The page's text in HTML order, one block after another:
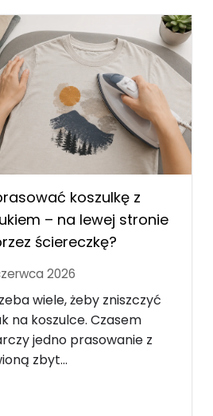
koszulkę z
– na lewej stronie
ściereczkę?
2026
wiele, żeby zniszczyć
na koszulce. Czasem
jedno prasowanie z
zbyt...